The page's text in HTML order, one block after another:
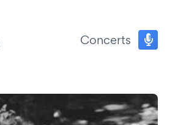
Concerts